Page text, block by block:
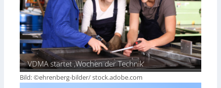
VDMA startet ‚Wochen der Technik‘
Bild: ©ehrenberg-bilder/ stock.adobe.com